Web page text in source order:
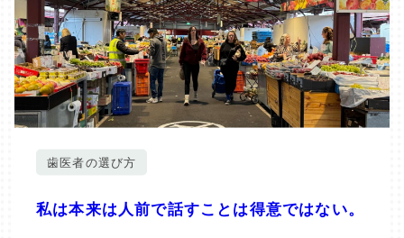
歯医者の選び方
私は本来は人前で話すことは得意ではない。